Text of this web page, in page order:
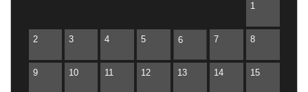
San José
1
2 3 4 5 6 7 8
9 10 11 12 13 14 15